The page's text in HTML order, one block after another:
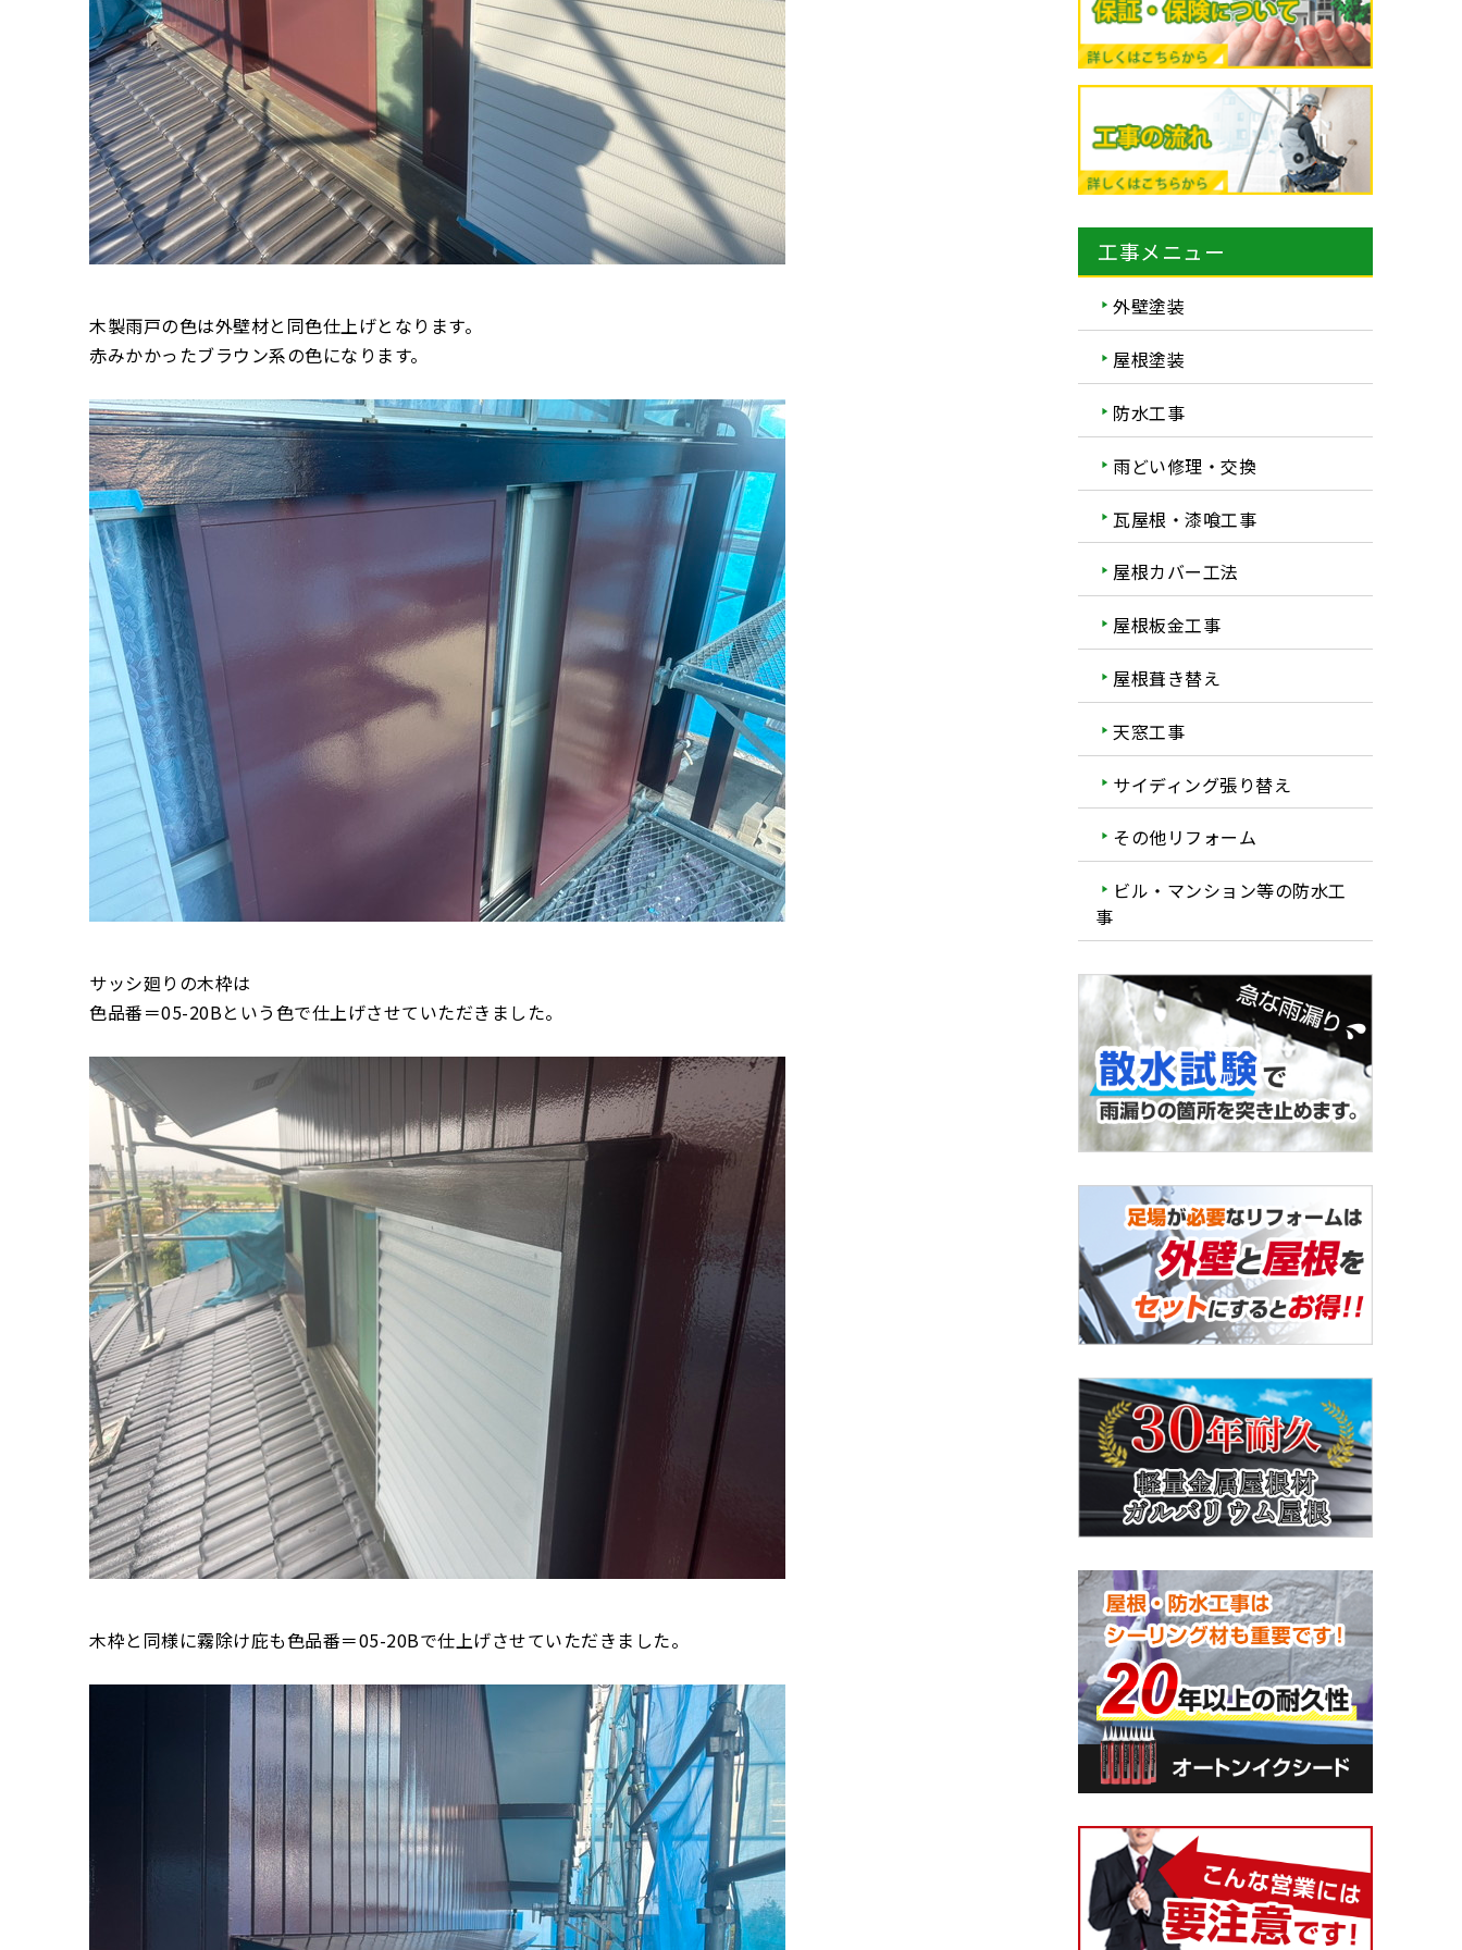
木製雨戸の色は外壁材と同色仕上げとなります。
赤みかかったブラウン系の色になります。
サッシ廻りの木枠は
色品番＝05-20Bという色で仕上げさせていただきました。
木枠と同様に霧除け庇も色品番＝05-20Bで仕上げさせていただきました。
工事メニュー
外壁塗装
屋根塗装
防水工事
雨どい修理・交換
瓦屋根・漆喰工事
屋根カバー工法
屋根板金工事
屋根葺き替え
天窓工事
サイディング張り替え
その他リフォーム
ビル・マンション等の防水工
事